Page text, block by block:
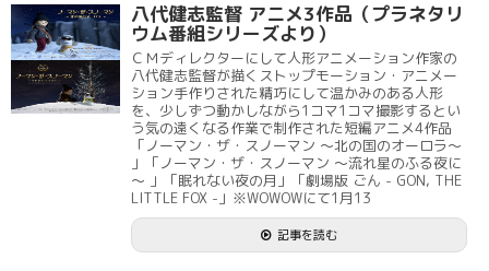
八代健志監督 アニメ3作品（プラネタリ
ウム番組シリーズより）
ＣＭディレクターにして人形アニメーション作家の
八代健志監督が描くストップモーション・アニメー
ション手作りされた精巧にして温かみのある人形
を、少しずつ動かしながら1コマ1コマ撮影するとい
う気の遠くなる作業で制作された短編アニメ4作品
「ノーマン・ザ・スノーマン ～北の国のオーロラ～
」「ノーマン・ザ・スノーマン ～流れ星のふる夜に
～ 」「眠れない夜の月」「劇場版 ごん - GON, THE
LITTLE FOX -」※WOWOWにて1月13
記事を読む